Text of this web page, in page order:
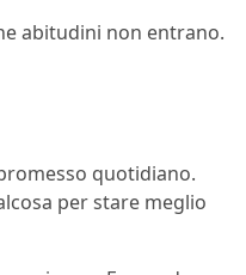
abitudini non entrano.
quotidiano.
per stare meglio